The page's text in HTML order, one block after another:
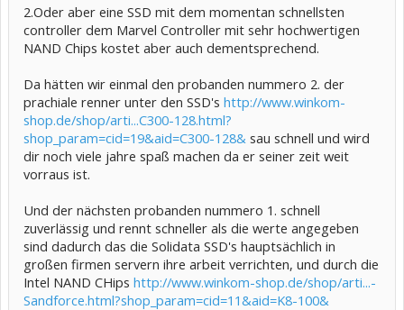
2.Oder aber eine SSD mit dem momentan schnellsten
controller dem Marvel Controller mit sehr hochwertigen
NAND Chips kostet aber auch dementsprechend.
Da hätten wir einmal den probanden nummero 2. der
prachiale renner unter den SSD's http://www.winkom-
shop.de/shop/arti...C300-128.html?
shop_param=cid=19&aid=C300-128& sau schnell und wird
dir noch viele jahre spaß machen da er seiner zeit weit
vorraus ist.
Und der nächsten probanden nummero 1. schnell
zuverlässig und rennt schneller als die werte angegeben
sind dadurch das die Solidata SSD's hauptsächlich in
großen firmen servern ihre arbeit verrichten, und durch die
Intel NAND CHips http://www.winkom-shop.de/shop/arti...-
Sandforce.html?shop_param=cid=11&aid=K8-100&